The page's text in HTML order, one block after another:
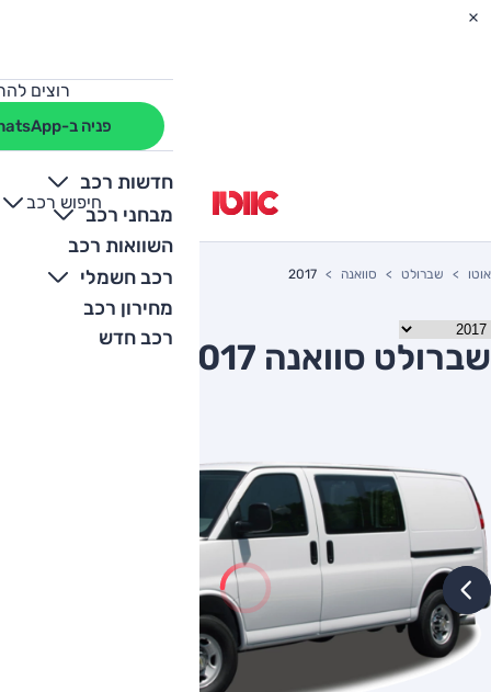
רוצים
פניה ב-WhatsApp
חדשות רכב
מבחני רכב
השוואות רכב
רכב חשמלי
מחירון רכב
רכב חדש
חיפוש רכב
+
-
אוטו שברולט סוואנה 2017
שברולט סוואנה 2017 יד שניה